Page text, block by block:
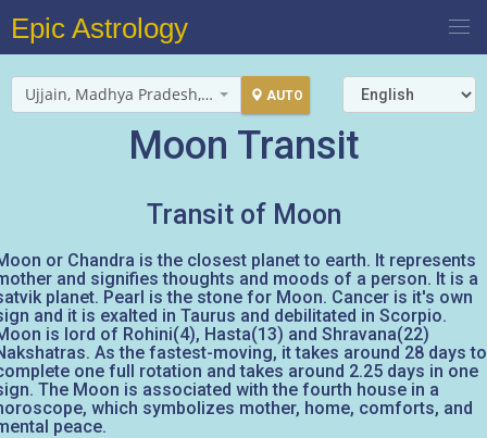
Epic Astrology
Ujjain, Madhya Pradesh, India AUTO
Moon Transit
Transit of Moon
or Chandra is the closest planet to earth. It represents
and signifies thoughts and moods of a person. It is a
planet. Pearl is the stone for Moon. Cancer is it's own
and it is exalted in Taurus and debilitated in Scorpio.
is lord of Rohini(4), Hasta(13) and Shravana(22)
As the fastest-moving, it takes around 28 days to
one full rotation and takes around 2.25 days in one
The Moon is associated with the fourth house in a
which symbolizes mother, home, comforts, and
peace.